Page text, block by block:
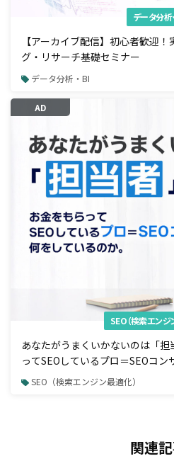
データ分析
【アーカイブ配信】初心者歓迎
グ・リサーチ基礎セミナー
データ分析・BI
AD
SEO（検索エンジ
あなたがうまくいかないのは「
ってSEOしているプロ＝SEOコン
SEO（検索エンジン最適化）
関連